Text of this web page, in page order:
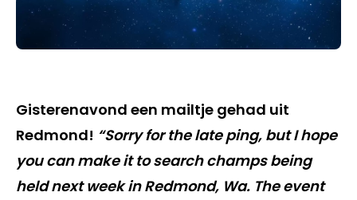
Gisterenavond een mailtje gehad uit
Redmond! “Sorry for the late ping, but I hope
you can make it to search champs being
held next week in Redmond, Wa. The event